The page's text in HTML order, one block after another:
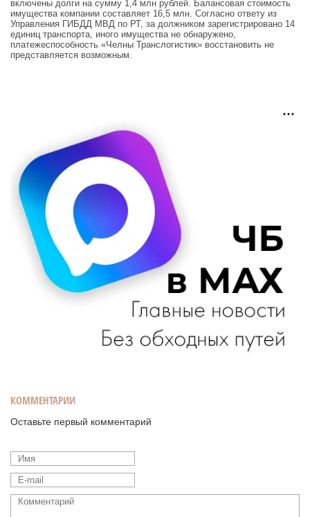
включены долги на сумму 1,4 млн рублей. Балансовая стоимость
имущества компании составляет 16,5 млн. Согласно ответу из
Управления ГИБДД МВД по РТ, за должником зарегистрировано 14
единиц транспорта, иного имущества не обнаружено,
платежеспособность «Челны Транслогистик» восстановить не
представляется возможным.
КОММЕНТАРИИ
Оставьте первый комментарий